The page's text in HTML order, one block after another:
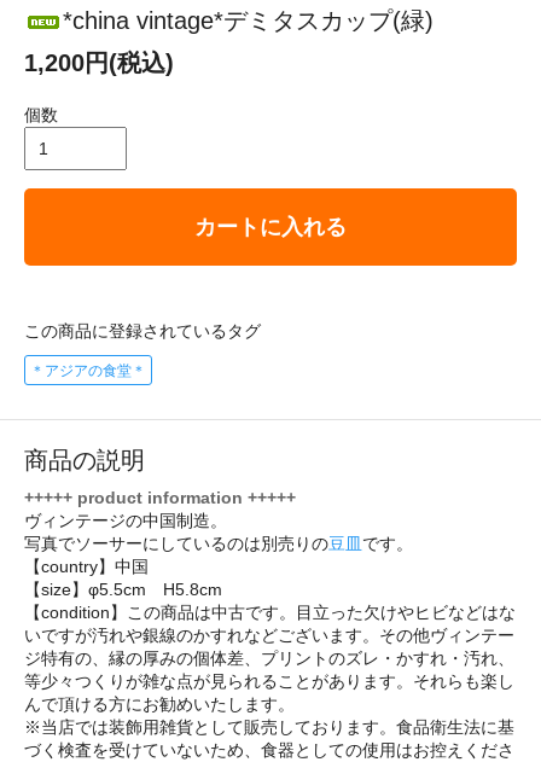
*china vintage*デミタスカップ(緑)
1,200円(税込)
個数
カートに入れる
この商品に登録されているタグ
＊アジアの食堂＊
商品の説明
+++++ product information +++++
ヴィンテージの中国制造。
写真でソーサーにしているのは別売りの豆皿 です。
【country】中国
【size】φ5.5cm H5.8cm
【condition】この商品は中古です。目立った欠けやヒビなどはな
いですが汚れや銀線のかすれなどございます。その他ヴィンテー
ジ特有の、縁の厚みの個体差、プリントのズレ・かすれ・汚れ、
等少々つくりが雑な点が見られることがあります。それらも楽し
んで頂ける方にお勧めいたします。
※当店では装飾用雑貨として販売しております。食品衛生法に基
づく検査を受けていないため、食器としての使用はお控えくださ